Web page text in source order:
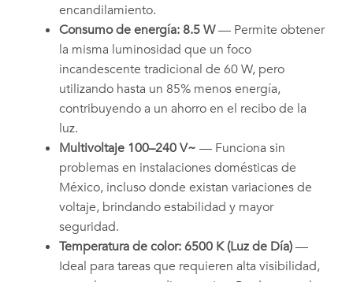
encandilamiento.
Consumo de energía: 8.5 W— Permite obtener
la misma luminosidad que un foco
incandescente tradicional de 60 W, pero
utilizando hasta un 85% menos energía,
contribuyendo a un ahorro en el recibo de la
luz.
Multivoltaje 100–240 V~ — Funciona sin
problemas en instalaciones domésticas de
México, incluso donde existan variaciones de
voltaje, brindando estabilidad y mayor
seguridad.
Temperatura de color: 6500 K (Luz de Día)—
Ideal para tareas que requieren alta visibilidad,